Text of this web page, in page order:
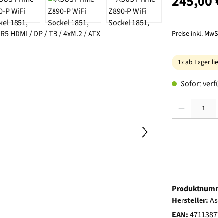
Preise inkl.
1x ab Lager
Sofort
Produkt
Hersteller:
EAN: